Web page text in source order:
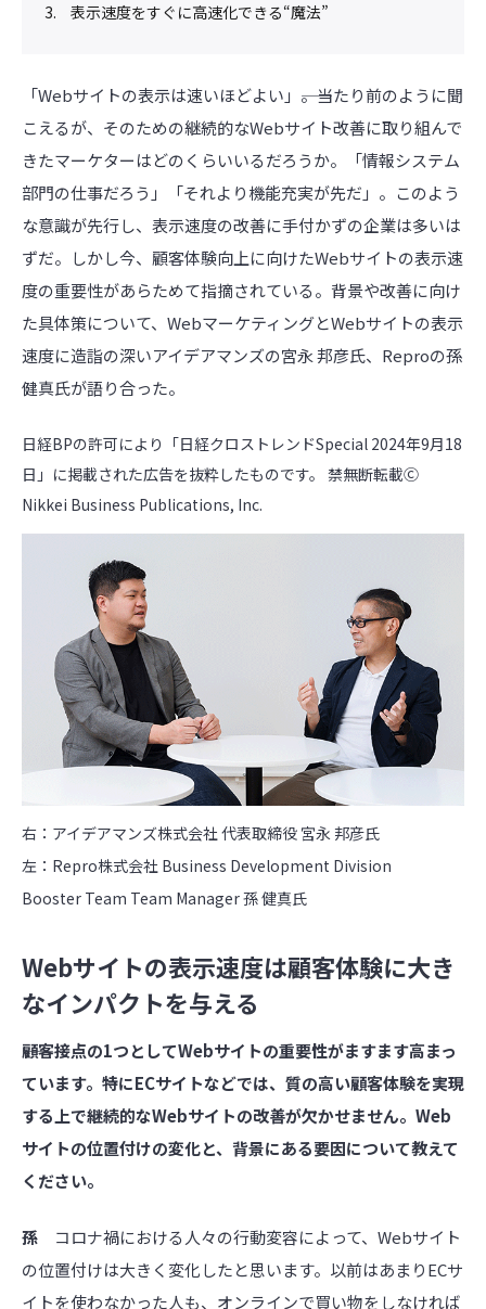
表示速度をすぐに高速化できる“魔法”
「Webサイトの表示は速いほどよい」――。当たり前のように聞
こえるが、そのための継続的なWebサイト改善に取り組んで
きたマーケターはどのくらいいるだろうか。「情報システム
部門の仕事だろう」「それより機能充実が先だ」。このよう
な意識が先行し、表示速度の改善に手付かずの企業は多いは
ずだ。しかし今、顧客体験向上に向けたWebサイトの表示速
度の重要性があらためて指摘されている。背景や改善に向け
た具体策について、WebマーケティングとWebサイトの表示
速度に造詣の深いアイデアマンズの宮永 邦彦氏、Reproの孫
健真氏が語り合った。
日経BPの許可により「日経クロストレンドSpecial 2024年9月18
日」に掲載された広告を抜粋したものです。 禁無断転載Ⓒ
Nikkei Business Publications, Inc.
右：アイデアマンズ株式会社 代表取締役 宮永 邦彦氏
左：Repro株式会社 Business Development Division
Booster Team Team Manager 孫 健真氏
Webサイトの表示速度は顧客体験に大き
なインパクトを与える
――顧客接点の1つとしてWebサイトの重要性がますます高まっ
ています。特にECサイトなどでは、質の高い顧客体験を実現
する上で継続的なWebサイトの改善が欠かせません。Web
サイトの位置付けの変化と、背景にある要因について教えて
ください。
孫 コロナ禍における人々の行動変容によって、Webサイト
の位置付けは大きく変化したと思います。以前はあまりECサ
イトを使わなかった人も、オンラインで買い物をしなければ